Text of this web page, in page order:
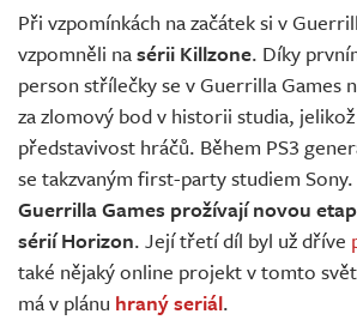
Při vzpomínkách na začátek si v
vzpomněli nasérii Killzone. Díky
person střílečky se v Guerrilla Games
za zlomový bod v historii studia,
představivost hráčů. Během PS3
se takzvaným first-party studiem
Guerrilla Games prožívají novou
sérií Horizon. Její třetí díl byl už dříve
také nějaký online projekt v tomto
má v plánu hraný seriál.